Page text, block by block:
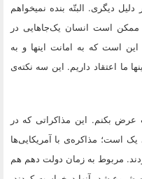
دلیل دیگرى. البتّه بنده نمیخواهم
ممکن است انسان یک‌جاهایى در
است که به امانت اینها و به
ما اعتقاد داریم. این سه نکته‌ى
بکنم. این مذاکراتى که در
یک است؛ مذاکره‌ى با آمریکایى‌ها
مربوط به زمان دولت دهم هم